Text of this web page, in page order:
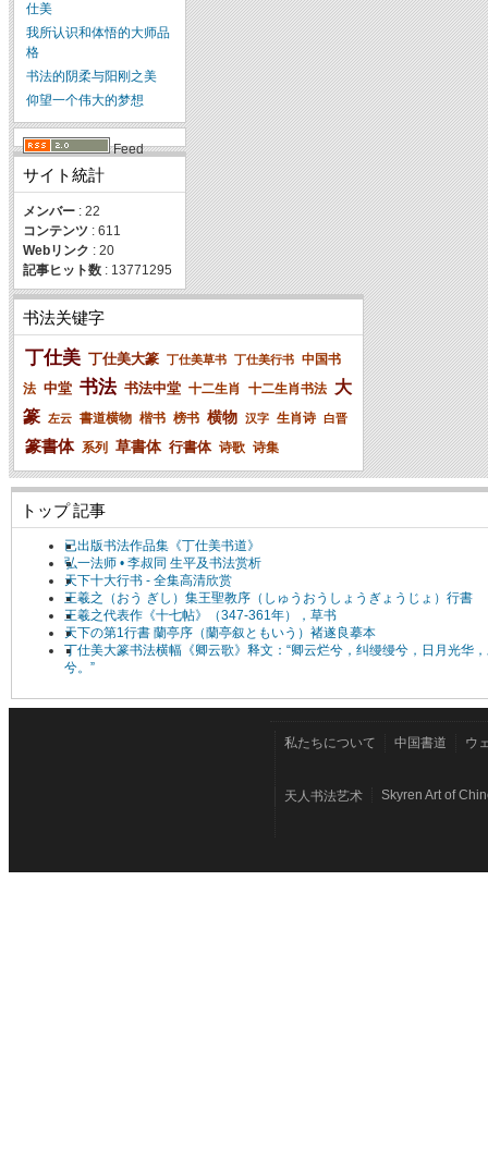
仕美
我所认识和体悟的大师品
格
书法的阴柔与阳刚之美
仰望一个伟大的梦想
Feed
サイト統計
メンバー : 22
コンテンツ : 611
Webリンク : 20
記事ヒット数 : 13771295
书法关键字
丁仕美 丁仕美大篆 丁仕美草书 丁仕美行书 中国书
法 中堂 书法 书法中堂 十二生肖 十二生肖书法 大
篆 左云 書道横物 楷书 榜书 横物 汉字 生肖诗 白晋
篆書体 系列 草書体 行書体 诗歌 诗集
トップ 記事
已出版书法作品集《丁仕美书道》
弘一法师 • 李叔同 生平及书法赏析
天下十大行书 - 全集高清欣赏
王羲之（おう ぎし）集王聖教序（しゅうおうしょうぎょうじょ）行書
王羲之代表作《十七帖》（347-361年），草书
天下の第1行書 蘭亭序（蘭亭叙ともいう）褚遂良摹本
丁仕美大篆书法横幅《卿云歌》释文：“卿云烂兮，纠缦缦兮，日月光华
兮。”
私たちについて 中国書道 ウ
天人书法艺术 Skyren Art of